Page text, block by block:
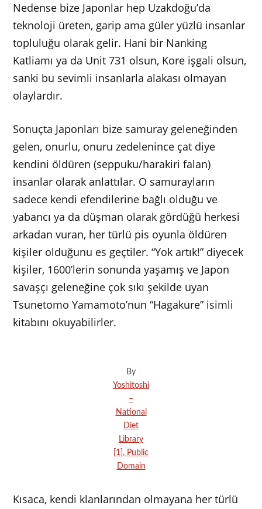
Nedense bize Japonlar hep Uzakdoğu’da
teknoloji üreten, garip ama güler yüzlü insanlar
topluluğu olarak gelir. Hani bir Nanking
Katliamı ya da Unit 731 olsun, Kore işgali olsun,
sanki bu sevimli insanlarla alakası olmayan
olaylardır.
Sonuçta Japonları bize samuray geleneğinden
gelen, onurlu, onuru zedelenince çat diye
kendini öldüren (seppuku/harakiri falan)
insanlar olarak anlattılar. O samurayların
sadece kendi efendilerine bağlı olduğu ve
yabancı ya da düşman olarak gördüğü herkesi
arkadan vuran, her türlü pis oyunla öldüren
kişiler olduğunu es geçtiler. “Yok artık!” diyecek
kişiler, 1600’lerin sonunda yaşamış ve Japon
savaşçı geleneğine çok sıkı şekilde uyan
Tsunetomo Yamamoto’nun “Hagakure” isimli
kitabını okuyabilirler.
By
Yoshitoshi
–
National
Diet
Library
[1], Public
Domain
Kısaca, kendi klanlarından olmayana her türlü